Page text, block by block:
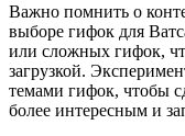
Важно помнить о
выборе гифок для
или сложных гифок,
загрузкой.
темами гифок, чтобы
более интересным и